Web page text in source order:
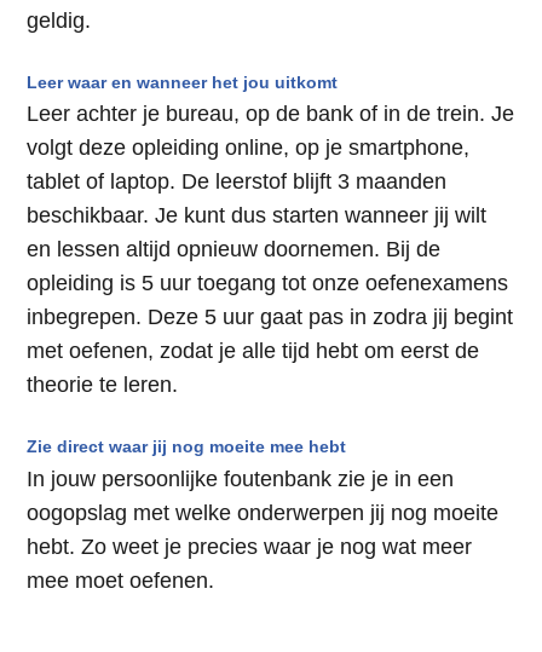
geldig.
Leer waar en wanneer het jou uitkomt
Leer achter je bureau, op de bank of in de trein. Je
volgt deze opleiding online, op je smartphone,
tablet of laptop. De leerstof blijft 3 maanden
beschikbaar. Je kunt dus starten wanneer jij wilt
en lessen altijd opnieuw doornemen. Bij de
opleiding is 5 uur toegang tot onze oefenexamens
inbegrepen. Deze 5 uur gaat pas in zodra jij begint
met oefenen, zodat je alle tijd hebt om eerst de
theorie te leren.
Zie direct waar jij nog moeite mee hebt
In jouw persoonlijke foutenbank zie je in een
oogopslag met welke onderwerpen jij nog moeite
hebt. Zo weet je precies waar je nog wat meer
mee moet oefenen.